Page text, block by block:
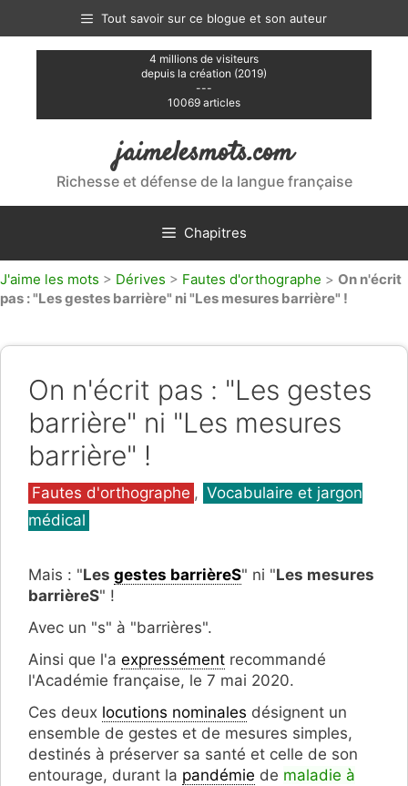
contenu
Tout savoir sur ce blogue et son auteur
4 millions de visiteurs
depuis la création (2019)
---
10069 articles
jaimelesmots.com
Richesse et défense de la langue française
Chapitres
J'aime les mots > Dérives > Fautes d'orthographe > On n'écrit
pas : "Les gestes barrière" ni "Les mesures barrière" !
On n'écrit pas : "Les gestes
barrière" ni "Les mesures
barrière" !
Catégories
Fautes d'orthographe , Vocabulaire et jargon
médical
Mais : "Les gestes barrièreS" ni "Les mesures
barrièreS" !
Avec un "s" à "barrières".
Ainsi que l'a expressément recommandé
l'Académie française, le 7 mai 2020.
Ces deux locutions nominales désignent un
ensemble de gestes et de mesures simples,
destinés à préserver sa santé et celle de son
entourage, durant la pandémie de maladie à